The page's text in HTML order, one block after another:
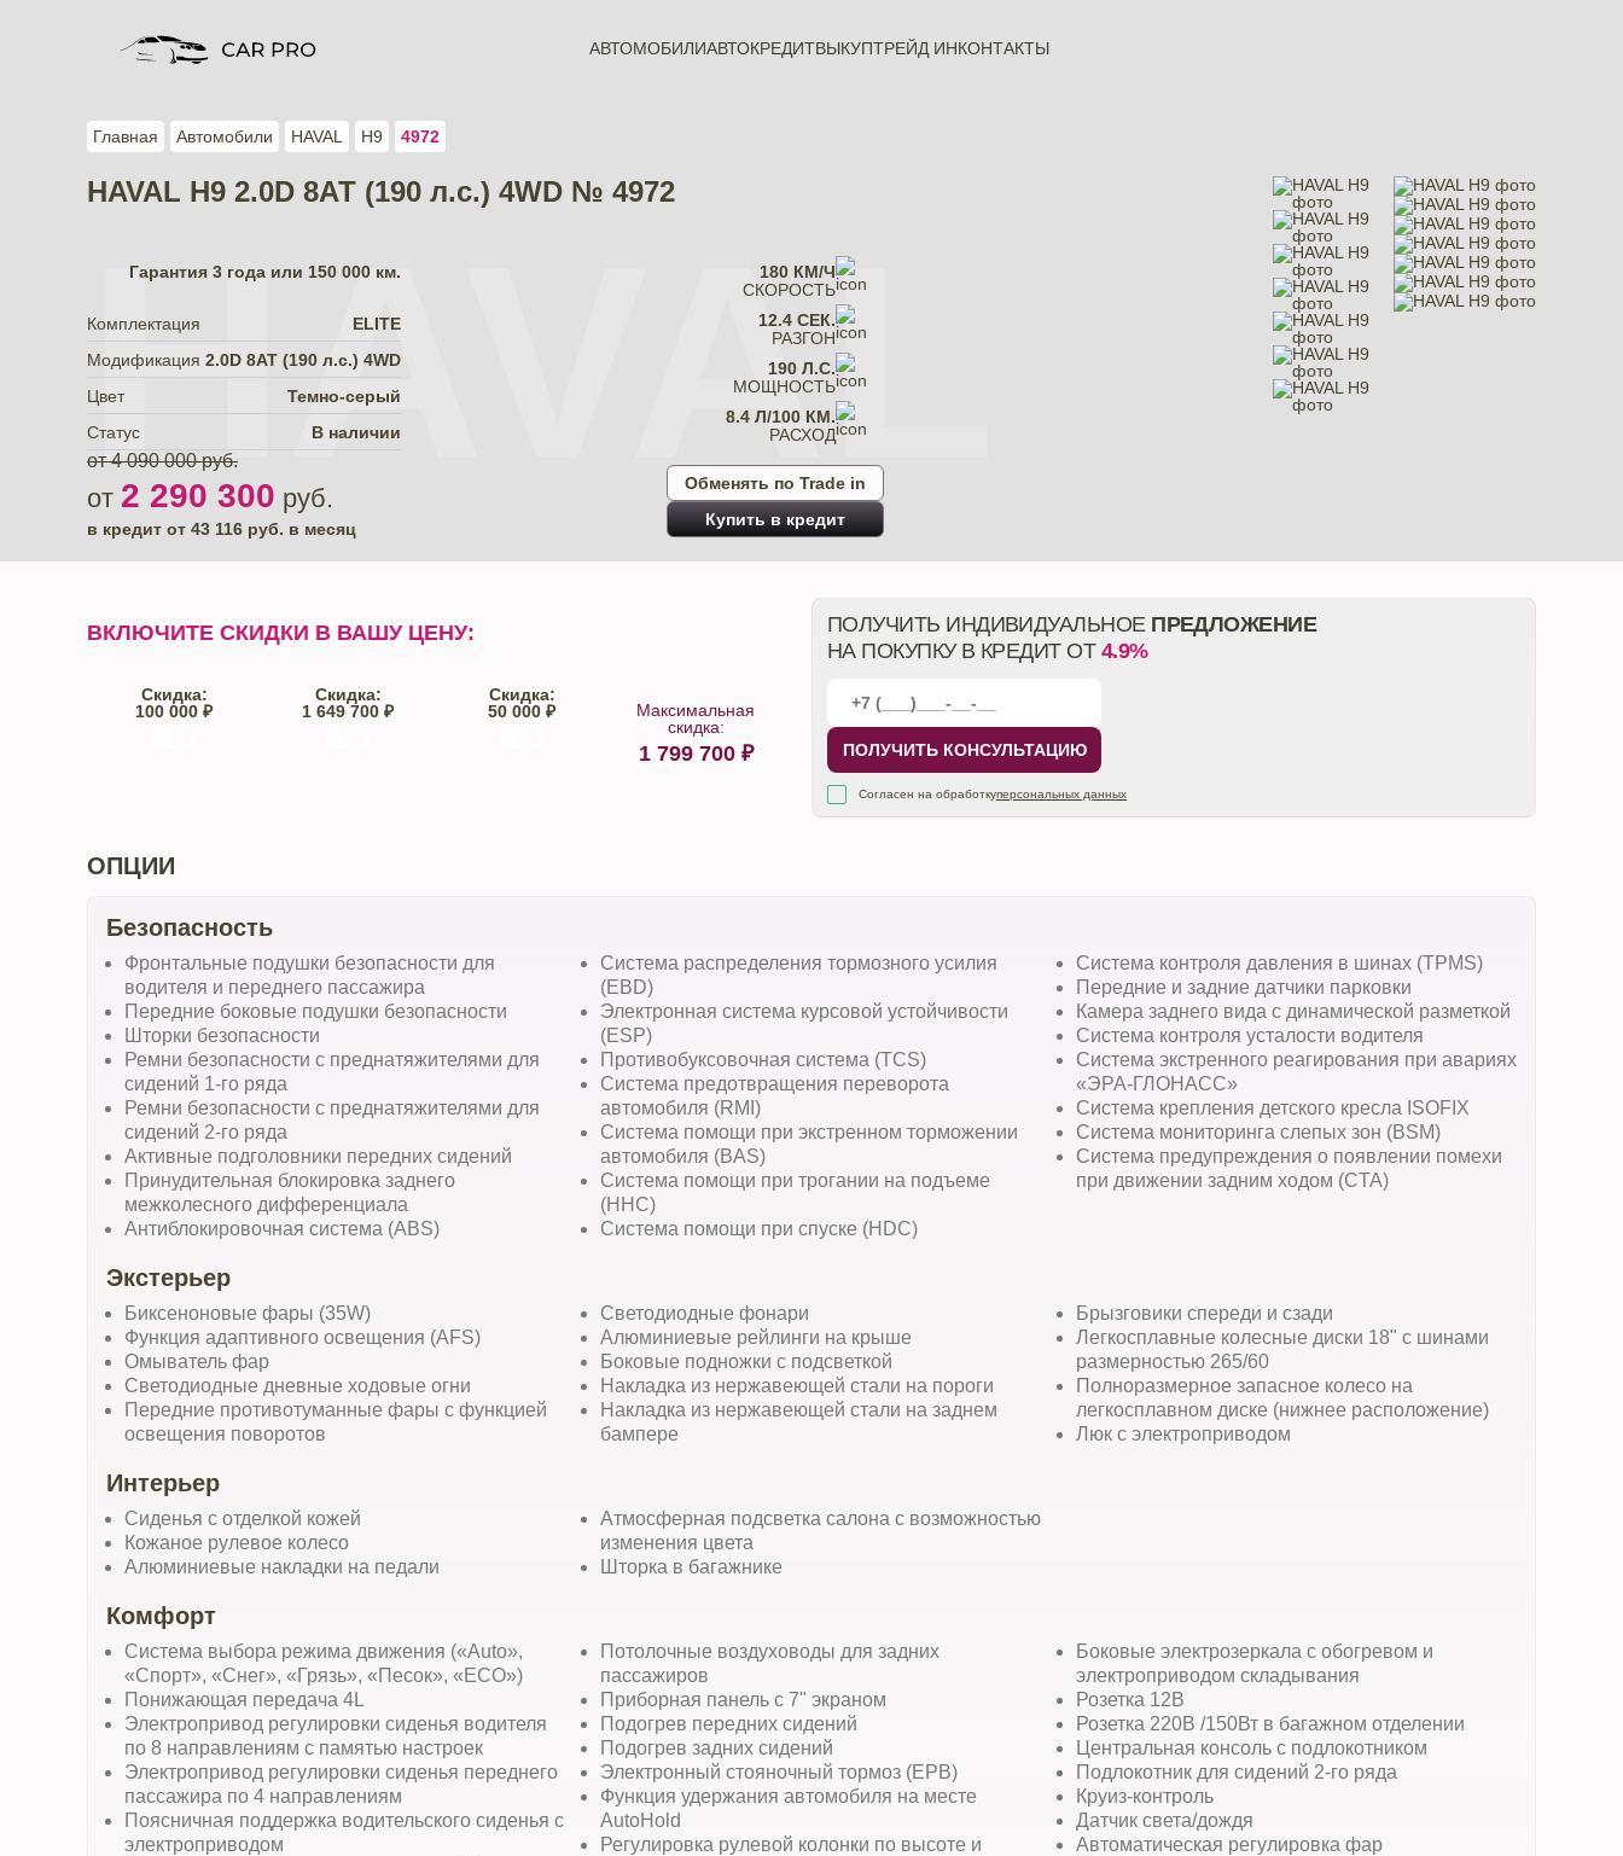
АВТОМОБИЛИАВТОКРЕДИТВЫКУПТРЕЙД ИНКОНТАКТЫ
Главная Автомобили HAVAL H9 4972
HAVAL
HAVAL H9 2.0D 8АТ (190 л.с.) 4WD № 4972
Гарантия 3 года или 150 000 км.
Комплектация
ELITE
Модификация 2.0D 8АТ (190 л.с.) 4WD
Цвет
Темно-серый
Статус
В наличии
от 4 090 000 руб.
от 2 290 300 руб.
в кредит от 43 116 руб. в месяц
180 КМ/Ч
СКОРОСТЬ
12.4 СЕК.
РАЗГОН
190 Л.С.
МОЩНОСТЬ
8.4 Л/100 КМ.
РАСХОД
Обменять по Trade in
Купить в кредит
ВКЛЮЧИТЕ СКИДКИ В ВАШУ ЦЕНУ:
Скидка:
100 000 ₽
Скидка:
1 649 700 ₽
Скидка:
50 000 ₽
Максимальная
скидка:
1 799 700₽
ПОЛУЧИТЬ ИНДИВИДУАЛЬНОЕ ПРЕДЛОЖЕНИЕ
НА ПОКУПКУ В КРЕДИТ ОТ 4.9%
ПОЛУЧИТЬ КОНСУЛЬТАЦИЮ
Согласен на обработкуперсональных данных
ОПЦИИ
Безопасность
Фронтальные подушки безопасности для
водителя и переднего пассажира
Передние боковые подушки безопасности
Шторки безопасности
Ремни безопасности с преднатяжителями для
сидений 1-го ряда
Ремни безопасности с преднатяжителями для
сидений 2-го ряда
Активные подголовники передних сидений
Принудительная блокировка заднего
межколесного дифференциала
Антиблокировочная система (ABS)
Система распределения тормозного усилия
(EBD)
Электронная система курсовой устойчивости
(ESP)
Противобуксовочная система (TCS)
Система предотвращения переворота
автомобиля (RMI)
Система помощи при экстренном торможении
автомобиля (BAS)
Система помощи при трогании на подъеме
(HHC)
Система помощи при спуске (HDC)
Система контроля давления в шинах (TPMS)
Передние и задние датчики парковки
Камера заднего вида с динамической разметкой
Система контроля усталости водителя
Система экстренного реагирования при авариях
«ЭРА-ГЛОНАСС»
Система крепления детского кресла ISOFIX
Система мониторинга слепых зон (BSM)
Система предупреждения о появлении помехи
при движении задним ходом (CTA)
Экстерьер
Биксеноновые фары (35W)
Функция адаптивного освещения (AFS)
Омыватель фар
Светодиодные дневные ходовые огни
Передние противотуманные фары с функцией
освещения поворотов
Светодиодные фонари
Алюминиевые рейлинги на крыше
Боковые подножки с подсветкой
Накладка из нержавеющей стали на пороги
Накладка из нержавеющей стали на заднем
бампере
Брызговики спереди и сзади
Легкосплавные колесные диски 18" с шинами
размерностью 265/60
Полноразмерное запасное колесо на
легкосплавном диске (нижнее расположение)
Люк с электроприводом
Интерьер
Сиденья с отделкой кожей
Кожаное рулевое колесо
Алюминиевые накладки на педали
Атмосферная подсветка салона с возможностью
изменения цвета
Шторка в багажнике
Комфорт
Система выбора режима движения («Аuto»,
«Спорт», «Снег», «Грязь», «Песок», «ECO»)
Понижающая передача 4L
Электропривод регулировки сиденья водителя
по 8 направлениям с памятью настроек
Электропривод регулировки сиденья переднего
пассажира по 4 направлениям
Поясничная поддержка водительского сиденья с
электроприводом
Потолочные воздуховоды для задних
пассажиров
Приборная панель с 7" экраном
Подогрев передних сидений
Подогрев задних сидений
Электронный стояночный тормоз (EPB)
Функция удержания автомобиля на месте
AutoHold
Регулировка рулевой колонки по высоте и
Боковые электрозеркала с обогревом и
электроприводом складывания
Розетка 12В
Розетка 220В /150Вт в багажном отделении
Центральная консоль с подлокотником
Подлокотник для сидений 2-го ряда
Круиз-контроль
Датчик света/дождя
Автоматическая регулировка фар